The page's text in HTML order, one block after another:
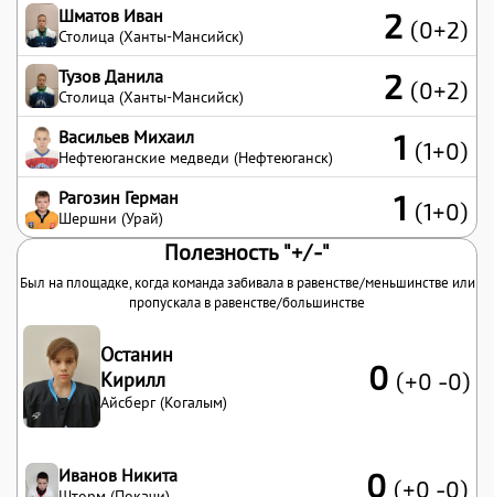
Шматов Иван
Столица (Ханты-Мансийск) 2 (0+2)
Тузов Данила
Столица (Ханты-Мансийск) 2 (0+2)
Васильев Михаил
Нефтеюганские медведи (Нефтеюганск) 1 (1+0)
Рагозин Герман
Шершни (Урай) 1 (1+0)
Полезность "+/-"
Был на площадке, когда команда забивала в равенстве/меньшинстве или
пропускала в равенстве/большинстве
Останин
Кирилл
Айсберг (Когалым)
0 (+0 -0)
Иванов Никита 0 (+0 -0)